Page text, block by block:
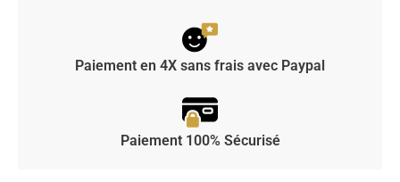
Paiement en 4X sans frais avec Paypal
Paiement 100% Sécurisé